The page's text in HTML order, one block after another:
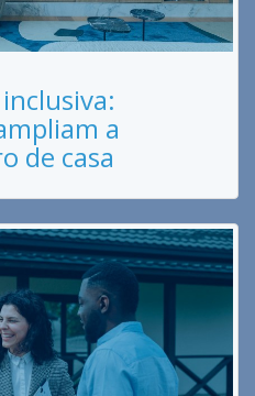
a
de casa